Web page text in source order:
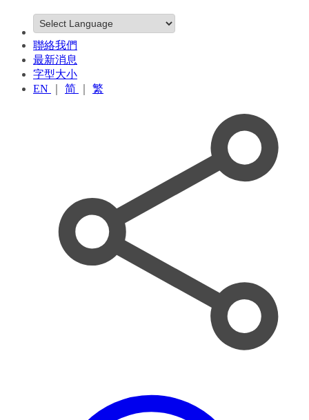
聯絡我們
最新消息
字型大小
EN
简 繁